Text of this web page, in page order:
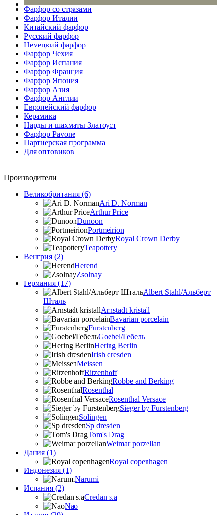
Фарфор со стразами
Фарфор Италии
Китайский фарфор
Русский фарфор
Немецкий фарфор
Фарфор Чехия
Фарфор Испания
Фарфор Франция
Фарфор Япония
Фарфор Азия
Фарфор Англии
Европейский фарфор
Керамика
Нарды и шахматы Златоуст
Фарфор Pavone
Партнерская программа
Для оптовиков
Производители
Великобритания (6)
Ari D. Norman
Arthur Price
Dunoon
Portmeirion
Royal Crown Derby
Teapottery
Венгрия (2)
Herend
Zsolnay
Германия (17)
Albert Stahl/Альбеpт
Шталь
Arnstadt kristall
Bavarian porcelain
Furstenberg
Goebel/Гебель
Hering Berlin
Irish dresden
Meissen
Ritzenhoff
Robbe and Berking
Rosenthal
Rosenthal Versace
Sieger by Furstenberg
Solingen
Sp dresden
Tom's Drag
Weimar porzellan
Дания (1)
Royal copenhagen
Индонезия (1)
Narumi
Испания (2)
Credan s.a
Nao